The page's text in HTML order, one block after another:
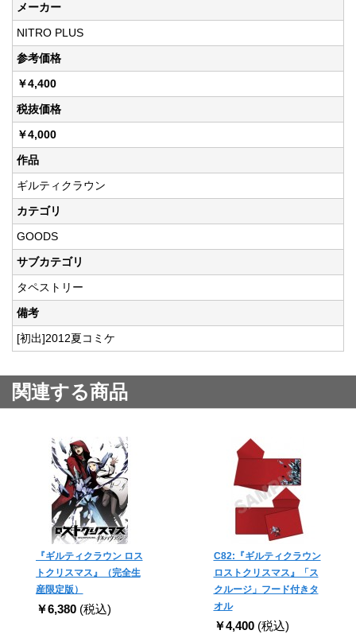
メーカー
NITRO PLUS
参考価格
￥4,400
税抜価格
￥4,000
作品
ギルティクラウン
カテゴリ
GOODS
サブカテゴリ
タペストリー
備考
[初出]2012夏コミケ
関連する商品
『ギルティクラウン ロス
トクリスマス』（完全生
産限定版）
￥6,380 (税込)
C82:『ギルティクラウン
ロストクリスマス』「ス
クルージ」フード付きタ
オル
￥4,400 (税込)